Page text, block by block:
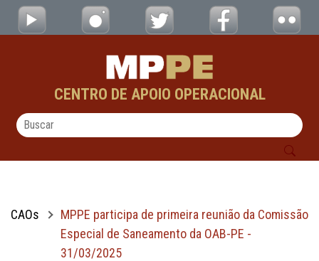
Pular para o Conteúdo principal
MPPE participa de primeira reunião da
CENTRO DE APOIO OPERACIONAL
CAOs
MPPE participa de primeira reunião da Comissão
Especial de Saneamento da OAB-PE -
31/03/2025